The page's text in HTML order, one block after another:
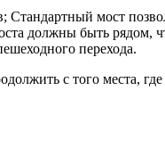
мост
должны быть рядом,
перехода.
с того места,